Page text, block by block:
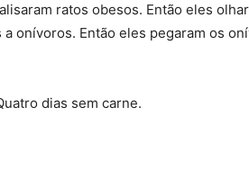
ratos obesos. Então eles
onívoros. Então eles pegaram os
dias sem carne.